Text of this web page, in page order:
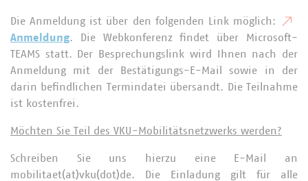
Die Anmeldung ist über den folgenden Link möglich:
Anmeldung. Die Webkonferenz findet über Microsoft-
TEAMS statt. Der Besprechungslink wird Ihnen nach der
Anmeldung mit der Bestätigungs-E-Mail sowie in der
darin befindlichen Termindatei übersandt. Die Teilnahme
ist kostenfrei.
Möchten Sie Teil des VKU-Mobilitätsnetzwerks werden?
Schreiben Sie uns hierzu eine E-Mail an
mobilitaet(at)vku(dot)de. Die Einladung gilt für alle